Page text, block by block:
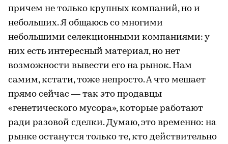
причем не только крупных компаний, но и
небольших. Я общаюсь со многими
небольшими селекционными компаниями: у
них есть интересный материал, но нет
возможности вывести его на рынок. Нам
самим, кстати, тоже непросто. А что мешает
прямо сейчас — так это продавцы
«генетического мусора», которые работают
ради разовой сделки. Думаю, это временно: на
рынке останутся только те, кто действительно